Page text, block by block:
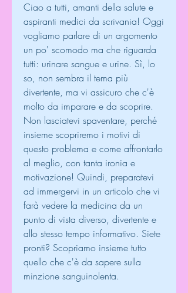
Ciao a tutti, amanti della salute e
aspiranti medici da scrivania! Oggi
vogliamo parlare di un argomento
un po' scomodo ma che riguarda
tutti: urinare sangue e urine. Sì, lo
so, non sembra il tema più
divertente, ma vi assicuro che c'è
molto da imparare e da scoprire.
Non lasciatevi spaventare, perché
insieme scopriremo i motivi di
questo problema e come affrontarlo
al meglio, con tanta ironia e
motivazione! Quindi, preparatevi
ad immergervi in un articolo che vi
farà vedere la medicina da un
punto di vista diverso, divertente e
allo stesso tempo informativo. Siete
pronti? Scopriamo insieme tutto
quello che c'è da sapere sulla
minzione sanguinolenta.